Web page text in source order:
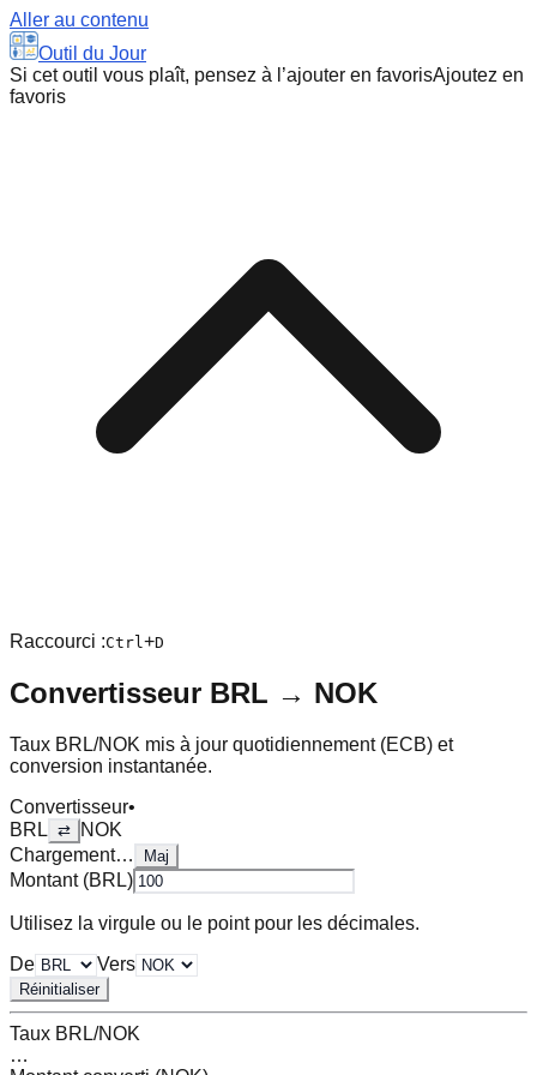
Aller au contenu
Outil du Jour
Si cet outil vous plaît, pensez à l’ajouter en favorisAjoutez en
favoris
Raccourci :Ctrl+D
Convertisseur BRL → NOK
Taux BRL/NOK mis à jour quotidiennement (ECB) et
conversion instantanée.
Convertisseur•
BRL ⇄
NOK
Chargement…
Maj
Montant (BRL)
Utilisez la virgule ou le point pour les décimales.
De
Vers
Réinitialiser
Taux BRL/NOK
…